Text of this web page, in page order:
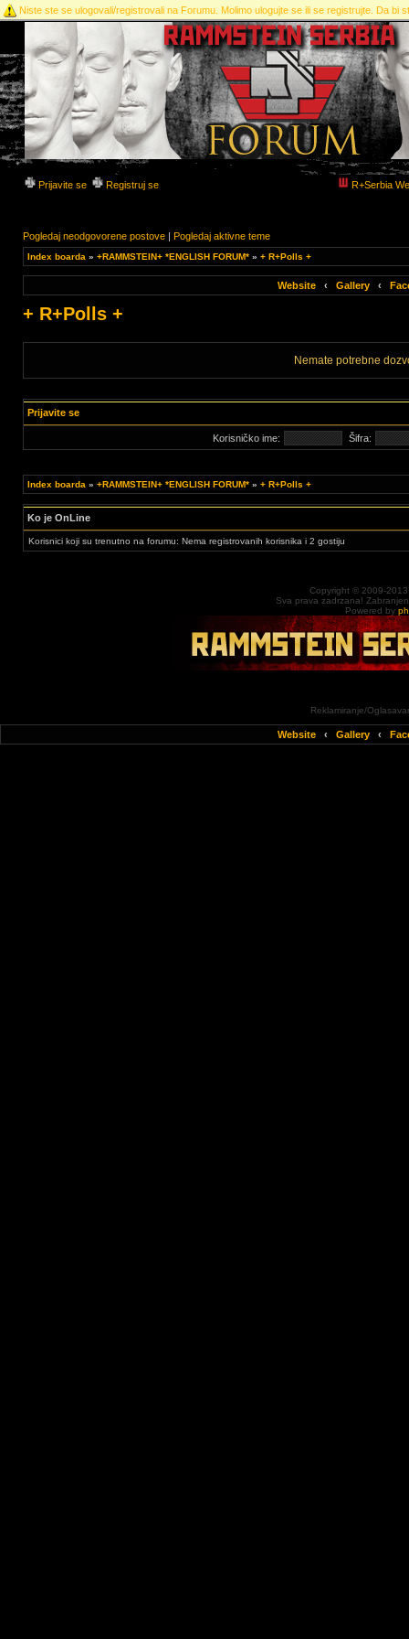
Niste ste se ulogovali/registrovali na Forumu. Molimo ulogujte se ili se registrujte. Da bi
Prijavite se Registruj se R+Serbia
Pogledaj neodgovorene postove | Pogledaj aktivne teme
Index boarda » +RAMMSTEIN+ *ENGLISH FORUM* » + R+Polls +
Website ‹ Gallery ‹
+ R+Polls +
Nemate potrebne
Prijavite se
Korisničko ime: Šifra:
Index boarda » +RAMMSTEIN+ *ENGLISH FORUM* » + R+Polls +
Ko je OnLine
Korisnici koji su trenutno na forumu: Nema registrovanih korisnika i 2 gostiju
Copyright © 2009-
Sva prava zadrzana!
Powered by
Reklamiranje/
Website ‹ Gallery ‹